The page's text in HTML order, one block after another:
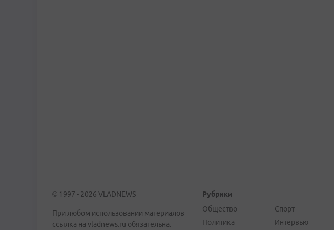
© 1997 - 2026 VLADNEWS
При любом использовании материалов
ссылка на vladnews.ru обязательна.
Рубрики
Общество
Политика
Спорт
Интервью